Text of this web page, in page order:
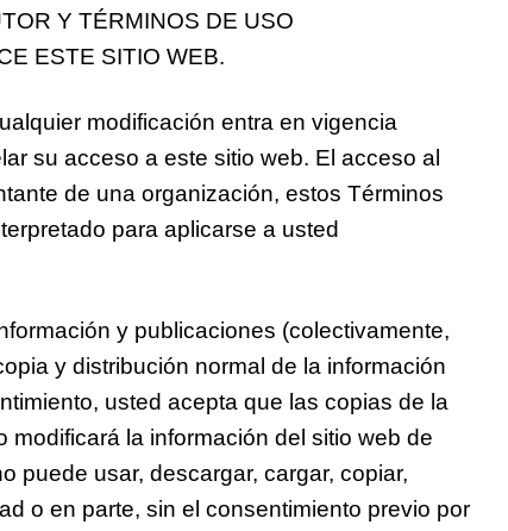
Y TÉRMINOS DE USO
ESTE SITIO WEB.
modificación entra en vigencia
su acceso a este sitio web. El acceso al
de una organización, estos Términos
para aplicarse a usted
y publicaciones (colectivamente,
y distribución normal de la información
usted acepta que las copias de la
la información del sitio web de
puede usar, descargar, cargar, copiar,
o en parte, sin el consentimiento previo por